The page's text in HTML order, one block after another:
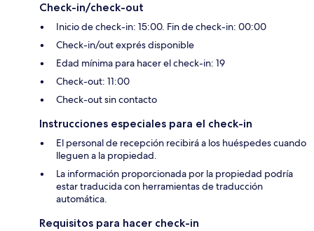
Check-in/check-out
Inicio de check-in: 15:00. Fin de check-in: 00:00
Check-in/out exprés disponible
Edad mínima para hacer el check-in: 19
Check-out: 11:00
Check-out sin contacto
Instrucciones especiales para el check-in
El personal de recepción recibirá a los huéspedes cuando
lleguen a la propiedad.
La información proporcionada por la propiedad podría
estar traducida con herramientas de traducción
automática.
Requisitos para hacer check-in